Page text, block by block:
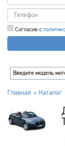
Согласие с
Главная Каталог